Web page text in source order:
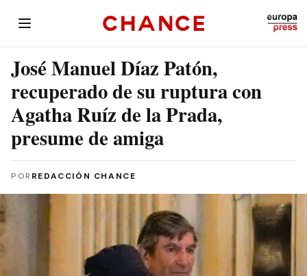
José Manuel Díaz Patón,
recuperado de su ruptura con
Agatha Ruíz de la Prada,
presume de amiga
POR REDACCIÓN CHANCE